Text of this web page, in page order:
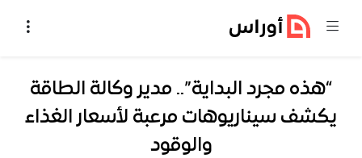
“هذه مجرد البداية”.. مدير وكالة الطاقة
يكشف سيناريوهات مرعبة لأسعار الغذاء
والوقود